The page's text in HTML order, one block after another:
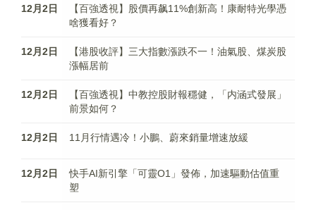
12月2日
【百強透視】股價再飙11%創新高！康耐特光學憑
啥獲看好？
12月2日
【港股收評】三大指數漲跌不一！油氣股、煤炭股
漲幅居前
12月2日
【百強透視】中教控股財報穩健，「内涵式發展」
前景如何？
12月2日 11月行情遇冷！小鵬、蔚來銷量增速放緩
12月2日
快手AI新引擎「可靈O1」發佈，加速驅動估值重
塑